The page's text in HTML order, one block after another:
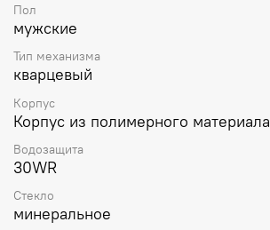
Пол
мужские
Тип механизма
кварцевый
Корпус
Корпус из полимерного материала
Водозащита
30WR
Стекло
минеральное